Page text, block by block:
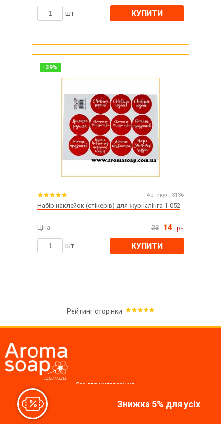
шт КУПИТИ
- 39%
Артикул: 3136
Набір наклейок (стікерів) для журналінга 1-052
Ціна 23 14 грн
шт КУПИТИ
Рейтинг сторінки:
Знижка 5% для усіх
Все для миловаріння,
Ми у соцмережах: